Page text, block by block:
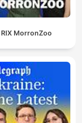
RIX MorronZoo